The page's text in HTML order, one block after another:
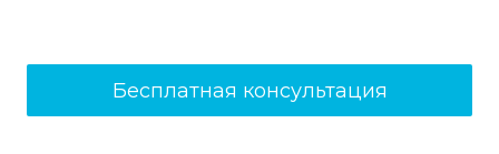
Бесплатная консультация